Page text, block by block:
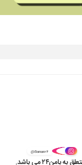
@Baman۲۴
می باشد.